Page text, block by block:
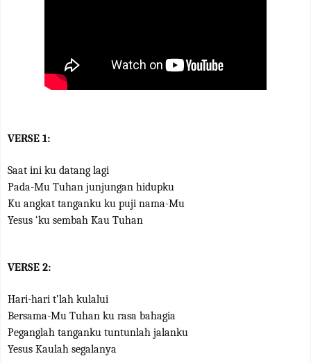
VERSE 1:
Saat ini ku datang lagi
Pada-Mu Tuhan junjungan hidupku
Ku angkat tanganku ku puji nama-Mu
Yesus ‘ku sembah Kau Tuhan
VERSE 2:
Hari-hari t’lah kulalui
Bersama-Mu Tuhan ku rasa bahagia
Peganglah tanganku tuntunlah jalanku
Yesus Kaulah segalanya